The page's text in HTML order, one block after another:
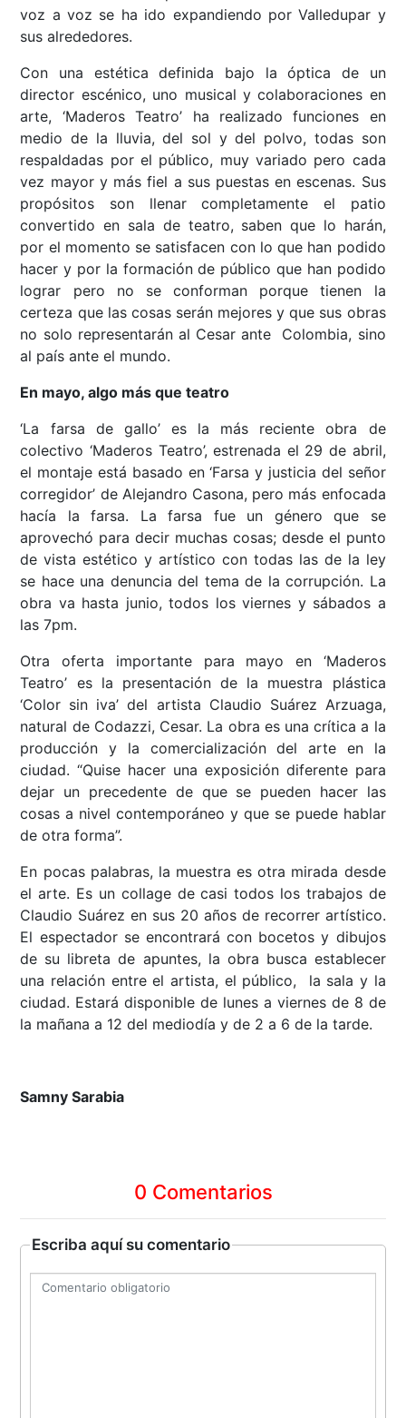
voz a voz se ha ido expandiendo por Valledupar y
sus alrededores.
Con una estética definida bajo la óptica de un
director escénico, uno musical y colaboraciones en
arte, ‘Maderos Teatro’ ha realizado funciones en
medio de la lluvia, del sol y del polvo, todas son
respaldadas por el público, muy variado pero cada
vez mayor y más fiel a sus puestas en escenas. Sus
propósitos son llenar completamente el patio
convertido en sala de teatro, saben que lo harán,
por el momento se satisfacen con lo que han podido
hacer y por la formación de público que han podido
lograr pero no se conforman porque tienen la
certeza que las cosas serán mejores y que sus obras
no solo representarán al Cesar ante Colombia, sino
al país ante el mundo.
En mayo, algo más que teatro
‘La farsa de gallo’ es la más reciente obra de
colectivo ‘Maderos Teatro’, estrenada el 29 de abril,
el montaje está basado en ‘Farsa y justicia del señor
corregidor’ de Alejandro Casona, pero más enfocada
hacía la farsa. La farsa fue un género que se
aprovechó para decir muchas cosas; desde el punto
de vista estético y artístico con todas las de la ley
se hace una denuncia del tema de la corrupción. La
obra va hasta junio, todos los viernes y sábados a
las 7pm.
Otra oferta importante para mayo en ‘Maderos
Teatro’ es la presentación de la muestra plástica
‘Color sin iva’ del artista Claudio Suárez Arzuaga,
natural de Codazzi, Cesar. La obra es una crítica a la
producción y la comercialización del arte en la
ciudad. “Quise hacer una exposición diferente para
dejar un precedente de que se pueden hacer las
cosas a nivel contemporáneo y que se puede hablar
de otra forma”.
En pocas palabras, la muestra es otra mirada desde
el arte. Es un collage de casi todos los trabajos de
Claudio Suárez en sus 20 años de recorrer artístico.
El espectador se encontrará con bocetos y dibujos
de su libreta de apuntes, la obra busca establecer
una relación entre el artista, el público, la sala y la
ciudad. Estará disponible de lunes a viernes de 8 de
la mañana a 12 del mediodía y de 2 a 6 de la tarde.
Samny Sarabia
0 Comentarios
Escriba aquí su comentario